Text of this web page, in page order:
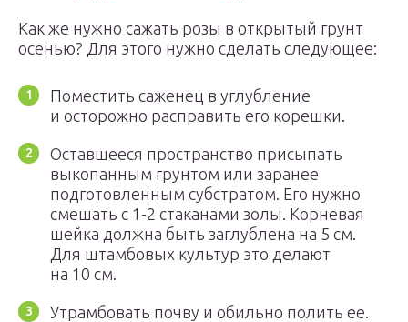
Как же нужно сажать розы в открытый грунт
осенью? Для этого нужно сделать следующее:
Поместить саженец в углубление
и осторожно расправить его корешки.
Оставшееся пространство присыпать
выкопанным грунтом или заранее
подготовленным субстратом. Его нужно
смешать с 1-2 стаканами золы. Корневая
шейка должна быть заглублена на 5 см.
Для штамбовых культур это делают
на 10 см.
Утрамбовать почву и обильно полить ее.